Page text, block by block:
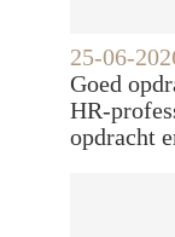
25-06-
Goed
HR-
opdracht